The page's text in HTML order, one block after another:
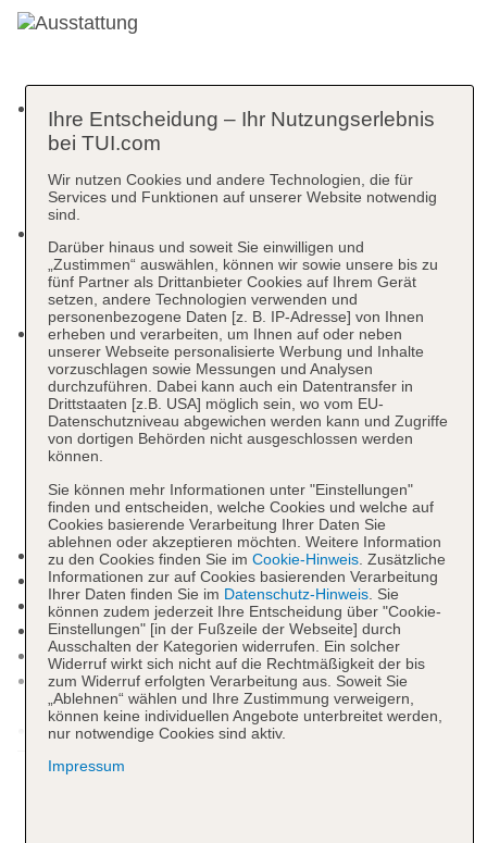
Das moderne Hotelkonzept von TUI BLUE ist
beliebt bei TUI Gästen aus verschiedenen
Skandinavien. Ein Hotelerlebnis mit modernem
Lifestyle und authentischen Erlebnissen.
engagierten BLUE® Guides um das
Wohlbefinden unserer Gäste und beantworten
Fragen zum Hotel und der Umgebung.
Vor Anreise empfiehlt es sich, die umfangreiche
BLUE® App für iOS & Android herunterzuladen,
um alle Informationen über den Hotelaufenthalt
zu erhalten und vor Ort praktische Funktionen wie
Reservierungsoptionen oder Serviceanfragen zu
nutzen. Bei Fragen steht die Pinnwandfunktion in
der App zur Verfügung, um sich mit anderen
Gästen oder den BLUE® Guides auszutauschen.
Mindestalter in der Unterkunft: 16 Jahre
Kurtaxe/Ökotaxe/Touristensteuer zahlbar vor Ort
Nichtraucherhotel, Raucherbereich
Check-in Zeit ab 15:00 Uhr
Check-out Zeit bis 11:00 Uhr
Late Check-out: 11:00 Uhr - 18:00 Uhr, ca. 100
EUR, Anfrage & Reservierung notwendig
Hoteleröffnung: 2009
Rezeption: täglich 24 Stunden, Sprachen:
deutsch, englisch
Ihre Entscheidung – Ihr Nutzungserlebnis
bei TUI.com
Wir nutzen Cookies und andere Technologien, die für
Services und Funktionen auf unserer Website notwendig
sind.
Darüber hinaus und soweit Sie einwilligen und
„Zustimmen“ auswählen, können wir sowie unsere bis zu
fünf Partner als Drittanbieter Cookies auf Ihrem Gerät
setzen, andere Technologien verwenden und
personenbezogene Daten [z. B. IP-Adresse] von Ihnen
erheben und verarbeiten, um Ihnen auf oder neben
unserer Webseite personalisierte Werbung und Inhalte
vorzuschlagen sowie Messungen und Analysen
durchzuführen. Dabei kann auch ein Datentransfer in
Drittstaaten [z.B. USA] möglich sein, wo vom EU-
Datenschutzniveau abgewichen werden kann und Zugriffe
von dortigen Behörden nicht ausgeschlossen werden
können.
Sie können mehr Informationen unter "Einstellungen"
finden und entscheiden, welche Cookies und welche auf
Cookies basierende Verarbeitung Ihrer Daten Sie
ablehnen oder akzeptieren möchten. Weitere Information
zu den Cookies finden Sie im Cookie-Hinweis. Zusätzliche
Informationen zur auf Cookies basierenden Verarbeitung
Ihrer Daten finden Sie im Datenschutz-Hinweis. Sie
können zudem jederzeit Ihre Entscheidung über "Cookie-
Einstellungen" [in der Fußzeile der Webseite] durch
Ausschalten der Kategorien widerrufen. Ein solcher
Widerruf wirkt sich nicht auf die Rechtmäßigkeit der bis
zum Widerruf erfolgten Verarbeitung aus. Soweit Sie
„Ablehnen“ wählen und Ihre Zustimmung verweigern,
können keine individuellen Angebote unterbreitet werden,
nur notwendige Cookies sind aktiv.
Impressum